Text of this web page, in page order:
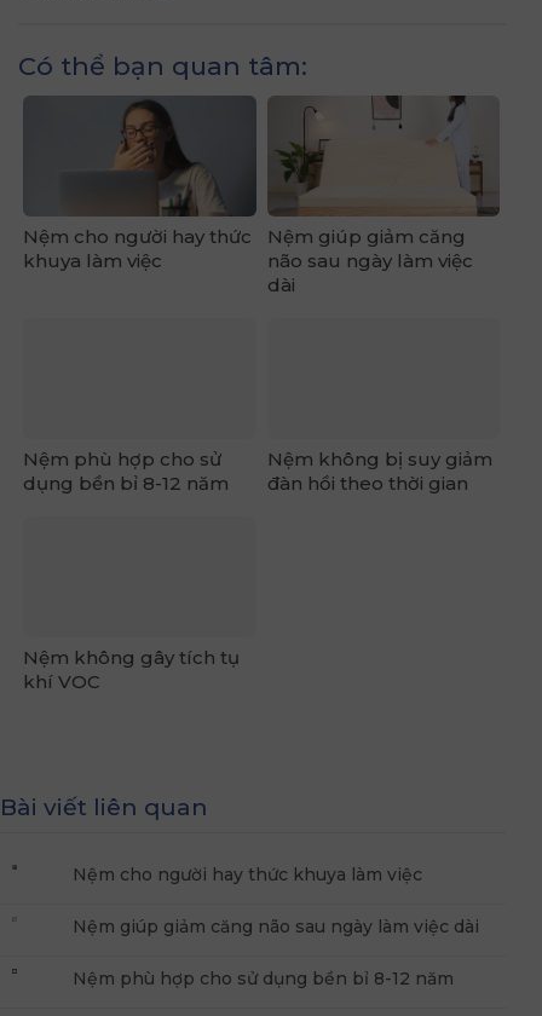
Có thể bạn quan tâm:
Nệm cho người hay thức
khuya làm việc
Nệm giúp giảm căng
não sau ngày làm việc
dài
Nệm phù hợp cho sử
dụng bền bỉ 8-12 năm
Nệm không bị suy giảm
đàn hồi theo thời gian
Nệm không gây tích tụ
khí VOC
Bài viết liên quan
Nệm cho người hay thức khuya làm việc
Nệm giúp giảm căng não sau ngày làm việc dài
Nệm phù hợp cho sử dụng bền bỉ 8-12 năm